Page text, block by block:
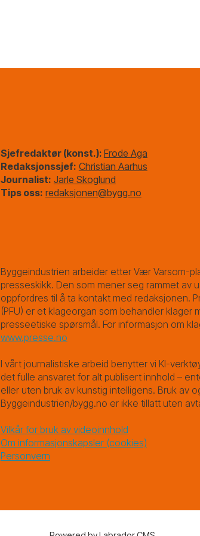
Sjefredaktør (konst.): Frode Aga
Redaksjonssjef: Christian Aarhus
Journalist: Jarle Skoglund
Tips oss: redaksjonen@bygg.no
Byggeindustrien arbeider etter Vær Varsom-
presseskikk. Den som mener seg rammet av
oppfordres til å ta kontakt med redaksjonen.
(PFU) er et klageorgan som behandler klager
presseetiske spørsmål. For informasjon om
www.presse.no
I vårt journalistiske arbeid benytter vi KI-
det fulle ansvaret for alt publisert innhold –
eller uten bruk av kunstig intelligens. Bruk av
Byggeindustrien/bygg.no er ikke tillatt uten
Vilkår for bruk av videoinnhold
Om informasjonskapsler (cookies)
Personvern